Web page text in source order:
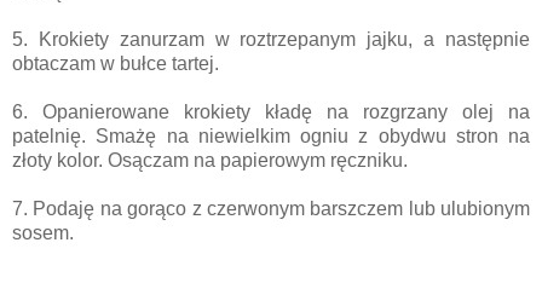
5. Krokiety zanurzam w roztrzepanym jajku, a następnie
obtaczam w bułce tartej.
6. Opanierowane krokiety kładę na rozgrzany olej na
patelnię. Smażę na niewielkim ogniu z obydwu stron na
złoty kolor. Osączam na papierowym ręczniku.
7. Podaję na gorąco z czerwonym barszczem lub ulubionym
sosem.